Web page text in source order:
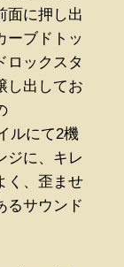
面に押し出
ーブドトッ
ロックスタ
し出してお
ルにて2機
ジに、キレ
く、歪ませ
るサウンド